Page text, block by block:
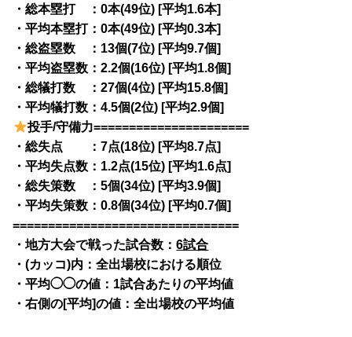
・総本塁打 ：0本(49位) [平均1.6本]
・平均本塁打：0本(49位) [平均0.3本]
・総盗塁数 ：13個(7位) [平均9.7個]
・平均盗塁数：2.2個(16位) [平均1.8個]
・総犠打数 ：27個(4位) [平均15.8個]
・平均犠打数：4.5個(2位) [平均2.9個]
投手/守備力======================
・総失点 ：7点(18位) [平均8.7点]
・平均失点数：1.2点(15位) [平均1.6点]
・総失策数 ：5個(34位) [平均3.9個]
・平均失策数：0.8個(34位) [平均0.7個]
================================
・地方大会で戦った試合数：6試合
・(カッコ)内：全出場校における順位
・平均◯◯の値：1試合あたりの平均値
・右側の[平均]の値：全出場校の平均値